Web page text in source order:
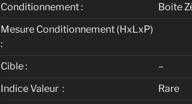
Conditionnement :
Boite
Mesure Conditionnement (HxLxP)
:
Cible :
–
Indice Valeur :
Rare